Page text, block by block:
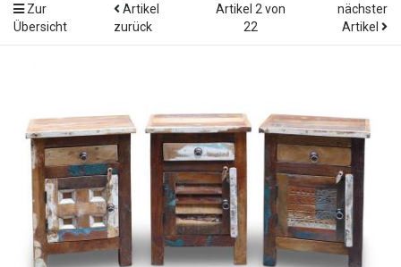
Zur
Übersicht
Artikel
zurück
Artikel 2 von
22
nächster
Artikel